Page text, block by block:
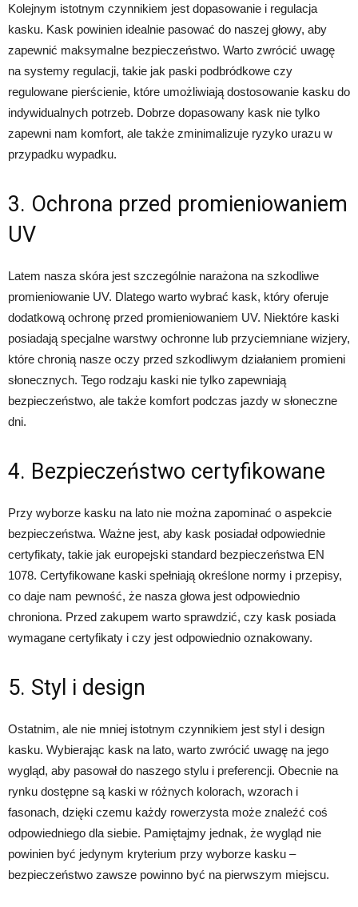
Kolejnym istotnym czynnikiem jest dopasowanie i regulacja
kasku. Kask powinien idealnie pasować do naszej głowy, aby
zapewnić maksymalne bezpieczeństwo. Warto zwrócić uwagę
na systemy regulacji, takie jak paski podbródkowe czy
regulowane pierścienie, które umożliwiają dostosowanie kasku do
indywidualnych potrzeb. Dobrze dopasowany kask nie tylko
zapewni nam komfort, ale także zminimalizuje ryzyko urazu w
przypadku wypadku.
3. Ochrona przed promieniowaniem
UV
Latem nasza skóra jest szczególnie narażona na szkodliwe
promieniowanie UV. Dlatego warto wybrać kask, który oferuje
dodatkową ochronę przed promieniowaniem UV. Niektóre kaski
posiadają specjalne warstwy ochronne lub przyciemniane wizjery,
które chronią nasze oczy przed szkodliwym działaniem promieni
słonecznych. Tego rodzaju kaski nie tylko zapewniają
bezpieczeństwo, ale także komfort podczas jazdy w słoneczne
dni.
4. Bezpieczeństwo certyfikowane
Przy wyborze kasku na lato nie można zapominać o aspekcie
bezpieczeństwa. Ważne jest, aby kask posiadał odpowiednie
certyfikaty, takie jak europejski standard bezpieczeństwa EN
1078. Certyfikowane kaski spełniają określone normy i przepisy,
co daje nam pewność, że nasza głowa jest odpowiednio
chroniona. Przed zakupem warto sprawdzić, czy kask posiada
wymagane certyfikaty i czy jest odpowiednio oznakowany.
5. Styl i design
Ostatnim, ale nie mniej istotnym czynnikiem jest styl i design
kasku. Wybierając kask na lato, warto zwrócić uwagę na jego
wygląd, aby pasował do naszego stylu i preferencji. Obecnie na
rynku dostępne są kaski w różnych kolorach, wzorach i
fasonach, dzięki czemu każdy rowerzysta może znaleźć coś
odpowiedniego dla siebie. Pamiętajmy jednak, że wygląd nie
powinien być jedynym kryterium przy wyborze kasku –
bezpieczeństwo zawsze powinno być na pierwszym miejscu.